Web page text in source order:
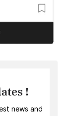
!
news and